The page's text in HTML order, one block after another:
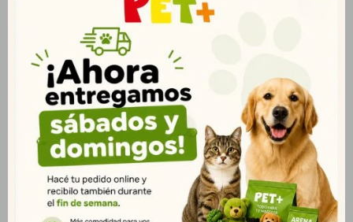
Productos que te pueden interesar